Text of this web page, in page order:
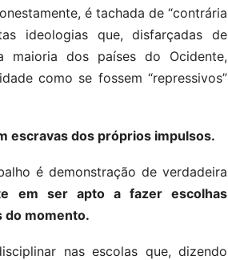
é tachada de “contrária
ideologias que, disfarçadas de
maioria dos países do Ocidente,
como se fossem “repressivos”
escravas dos próprios impulsos.
é demonstração de verdadeira
em ser apto a fazer escolhas
do momento.
nas escolas que, dizendo